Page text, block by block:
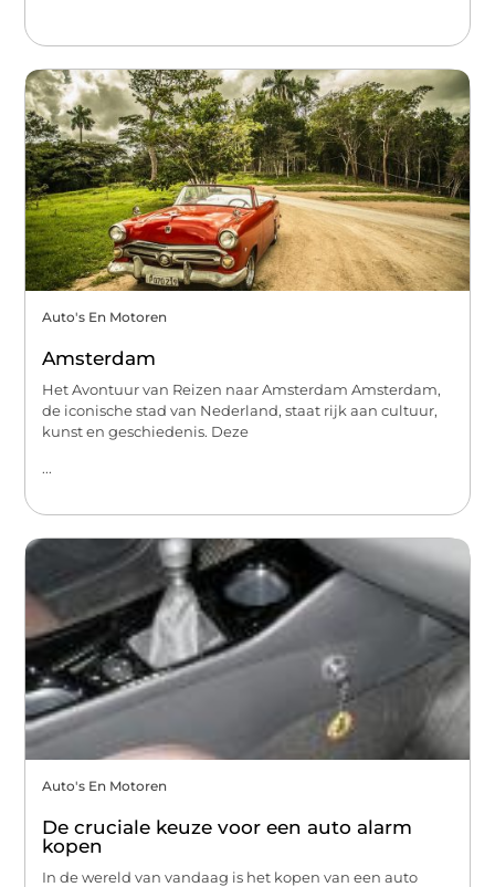
Auto's En Motoren
Amsterdam
Het Avontuur van Reizen naar Amsterdam Amsterdam,
de iconische stad van Nederland, staat rijk aan cultuur,
kunst en geschiedenis. Deze
...
Auto's En Motoren
De cruciale keuze voor een auto alarm
kopen
In de wereld van vandaag is het kopen van een auto